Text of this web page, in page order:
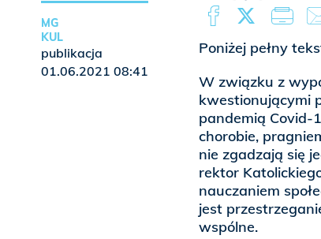
Poniżej pełny
W związku z
kwestionującymi
pandemią Covid-
chorobie,
nie zgadzają się
rektor
nauczaniem
jest
wspólne.
MG
KUL
publikacja
01.06.2021 08:41